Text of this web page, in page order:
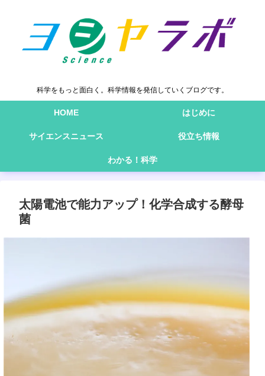
科学をもっと面白く。科学情報を発信していくブログです。
HOME はじめに
サイエンスニュース 役立ち情報
わかる！科学
太陽電池で能力アップ！化学合成する酵母
菌